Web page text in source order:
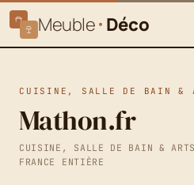
Meuble Déco
CUISINE, SALLE DE BAIN &
Mathon.fr
CUISINE, SALLE DE BAIN &
FRANCE ENTIÈRE